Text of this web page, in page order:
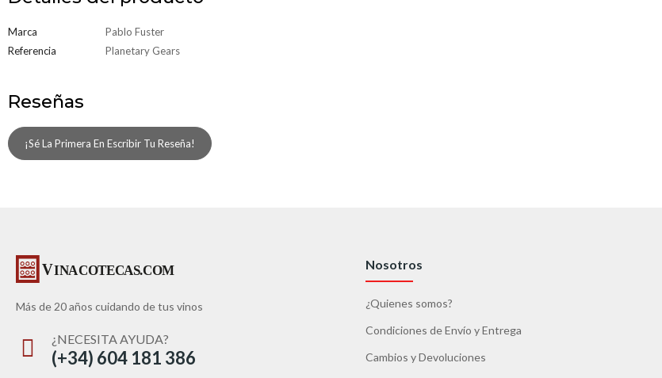
Marca
Pablo Fuster
Referencia
Planetary Gears
Reseñas
¡Sé La Primera En Escribir Tu Reseña!
Más de 20 años cuidando de tus vinos
¿NECESITA AYUDA?
(+34) 604 181 386
Nosotros
¿Quienes somos?
Condiciones de Envío y Entrega
Cambios y Devoluciones